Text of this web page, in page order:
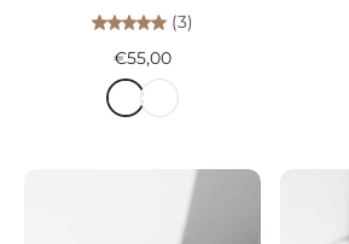
(3)
€55,00